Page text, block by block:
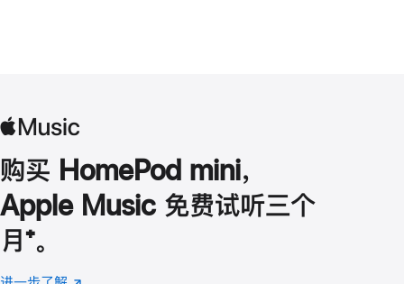
购买 HomePod mini，
Apple Music 免费试听三个
月 脚
注
⁺。